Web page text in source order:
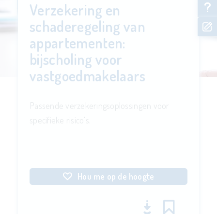
Verzekering en
schaderegeling van
appartementen:
bijscholing voor
vastgoedmakelaars
Hou me op de hoogte